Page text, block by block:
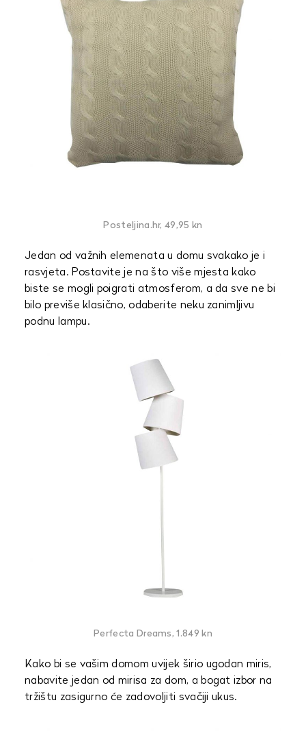
Posteljina.hr, 49,95 kn
Jedan od važnih elemenata u domu svakako je i
rasvjeta. Postavite je na što više mjesta kako
biste se mogli poigrati atmosferom, a da sve ne bi
bilo previše klasično, odaberite neku zanimljivu
podnu lampu.
Perfecta Dreams, 1.849 kn
Kako bi se vašim domom uvijek širio ugodan miris,
nabavite jedan od mirisa za dom, a bogat izbor na
tržištu zasigurno će zadovoljiti svačiji ukus.